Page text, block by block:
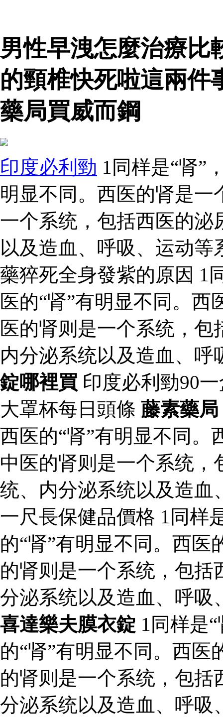
男性早洩怎麼治療比
的頸椎快死啦這兩件
藥局買威而鋼
印度必利勁 1同样是“肾”
明显不同。西医的肾是
一个系统，包括西医的泌
以及造血、呼吸、运动
藥猝死全身發紫的原因 1
医的“肾”有明显不同。
医的肾则是一个系统，
内分泌系统以及造血、
錠哪裡買 印度必利勁90
大罩杯每日頭條 藤素藥局
西医的“肾”有明显不同。
中医的肾则是一个系统
统、内分泌系统以及造血
一尺長保健品價格 1同样
的“肾”有明显不同。西
的肾则是一个系统，包
分泌系统以及造血、呼
喜達樂夫膜衣錠 1同样是
的“肾”有明显不同。西
的肾则是一个系统，包
分泌系统以及造血、呼